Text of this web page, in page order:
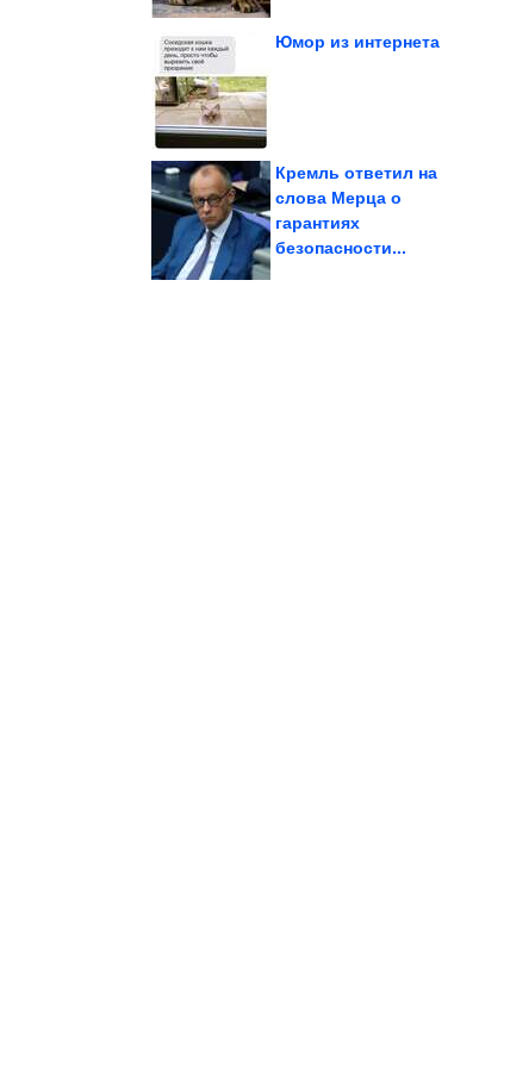
Юмор из интернета
Кремль ответил на
слова Мерца о
гарантиях
безопасности...
устали экономить, а